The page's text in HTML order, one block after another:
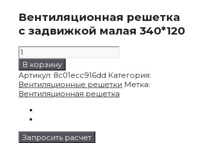
Вентиляционная решетка
с задвижкой малая 340*120
Количество
товара
Вентиляционная
решетка
с задвижкой
малая
В корзину
Артикул: 8c01ecc916dd Категория:
Вентиляционные решетки Метка:
Вентиляционная решетка
Запросить расчет